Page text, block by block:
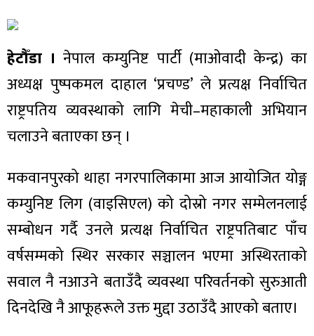
हेटौँडा । नेपाल कम्युनिष्ट पार्टी (माओवादी केन्द्र) का
अध्यक्ष पुष्पकमल दाहाल ‘प्रचण्ड’ ले प्रत्यक्ष निर्वाचित
राष्ट्रपतिय व्यवस्थाको लागि मेची–महाकाली अभियान
चलाउने बताएका छन् ।
मकवानपुरको थाहा नगरपालिकामा आज आयोजित योङ्ग
कम्युनिष्ट लिग (वाइसिएल) को दोस्रो नगर सम्मेलनलाई
सम्बोधन गर्दै उनले प्रत्यक्ष निर्वाचित राष्ट्रपतिबाट पाँच
वर्षसम्मको स्थिर सरकार सञ्चालन भएमा अस्थिरताको
सवाल नै नआउने बताउँदै व्यवस्था परिवर्तनको सुरुआती
दिनदेखि नै आफूहरूले उक्त मुद्दा उठाउँदै आएको बताए।